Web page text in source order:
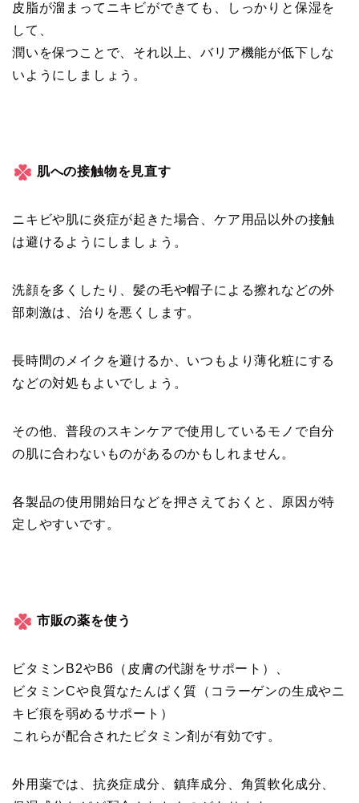
皮脂が溜まってニキビができても、しっかりと保湿を
して、
潤いを保つことで、それ以上、バリア機能が低下しな
いようにしましょう。
肌への接触物を見直す
ニキビや肌に炎症が起きた場合、ケア用品以外の接触
は避けるようにしましょう。
洗顔を多くしたり、髪の毛や帽子による擦れなどの外
部刺激は、治りを悪くします。
長時間のメイクを避けるか、いつもより薄化粧にする
などの対処もよいでしょう。
その他、普段のスキンケアで使用しているモノで自分
の肌に合わないものがあるのかもしれません。
各製品の使用開始日などを押さえておくと、原因が特
定しやすいです。
市販の薬を使う
ビタミンB2やB6（皮膚の代謝をサポート）、
ビタミンCや良質なたんぱく質（コラーゲンの生成やニ
キビ痕を弱めるサポート）
これらが配合されたビタミン剤が有効です。
外用薬では、抗炎症成分、鎮痒成分、角質軟化成分、